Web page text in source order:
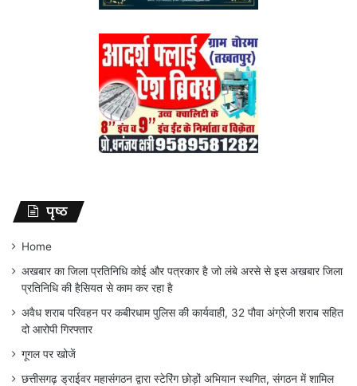
पृष्ठ
Home
अखबार का जिला प्रतिनिधि कोई और पत्रकार है जो लंबे अरसे से इस अखबार जिला
प्रतिनिधि की हैसियत से काम कर रहा है
अवैध शराब परिवहन पर कबीरधाम पुलिस की कार्यवाही, 32 पौवा अंग्रेजी शराब सहित
दो आरोपी गिरफ्तार
गूगल पर खोजें
छत्तीसगढ़ ड्राईवर महासंगठन द्वारा स्टेरिंग छोड़ों अभियान स्थगित, संगठन में शामिल